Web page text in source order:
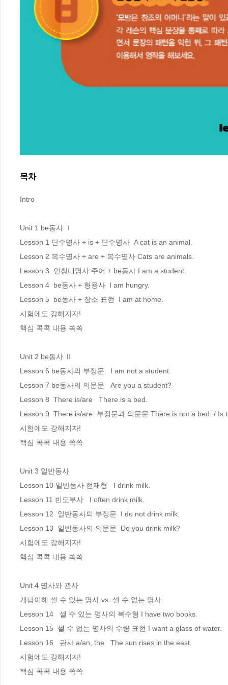
목차
Intro
Unit 1 be동사 Ⅰ
Lesson 1 단수명사 + is + 단수명사  A cat is an animal.
Lesson 2 복수명사 + are + 복수명사 Cats are animals.
Lesson 3  인칭대명사 주어 + be동사 I am a student.
Lesson 4  be동사 + 형용사  I am hungry.
Lesson 5  be동사 + 장소 표현  I am at home.
시험에도 강해지자!
핵심 콕콕 내용 쏙쏙
Unit 2 be동사 Ⅱ
Lesson 6 be동사의 부정문   I am not a student.
Lesson 7 be동사의 의문문   Are you a student?
Lesson 8  There is/are   There is a bed.
Lesson 9  There is/are: 부정문과 의문문 There is not a bed. / Is
시험에도 강해지자!
핵심 콕콕 내용 쏙쏙
Unit 3 일반동사
Lesson 10 일반동사 현재형   I drink milk.
Lesson 11 빈도부사   I often drink milk.
Lesson 12  일반동사의 부정문  I do not drink milk.
Lesson 13  일반동사의 의문문  Do you drink milk?
시험에도 강해지자!
핵심 콕콕 내용 쏙쏙
Unit 4 명사와 관사
개념이해 셀 수 있는 명사 vs. 셀 수 없는 명사
Lesson 14   셀 수 있는 명사의 복수형 I have two books.
Lesson 15  셀 수 없는 명사의 수량 표현 I want a glass of water.
Lesson 16   관사 a/an, the   The sun rises in the east.
시험에도 강해지자!
핵심 콕콕 내용 쏙쏙